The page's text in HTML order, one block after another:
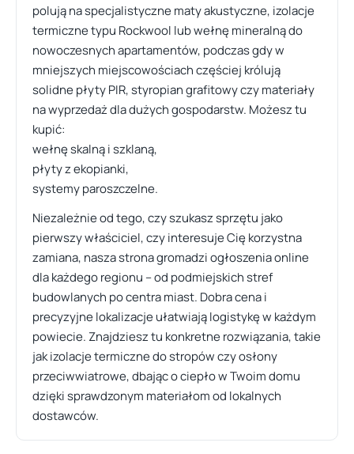
polują na specjalistyczne maty akustyczne, izolacje
termiczne typu Rockwool lub wełnę mineralną do
nowoczesnych apartamentów, podczas gdy w
mniejszych miejscowościach częściej królują
solidne płyty PIR, styropian grafitowy czy materiały
na wyprzedaż dla dużych gospodarstw. Możesz tu
kupić:
wełnę skalną i szklaną,
płyty z ekopianki,
systemy paroszczelne.
Niezależnie od tego, czy szukasz sprzętu jako
pierwszy właściciel, czy interesuje Cię korzystna
zamiana, nasza strona gromadzi ogłoszenia online
dla każdego regionu – od podmiejskich stref
budowlanych po centra miast. Dobra cena i
precyzyjne lokalizacje ułatwiają logistykę w każdym
powiecie. Znajdziesz tu konkretne rozwiązania, takie
jak izolacje termiczne do stropów czy osłony
przeciwwiatrowe, dbając o ciepło w Twoim domu
dzięki sprawdzonym materiałom od lokalnych
dostawców.